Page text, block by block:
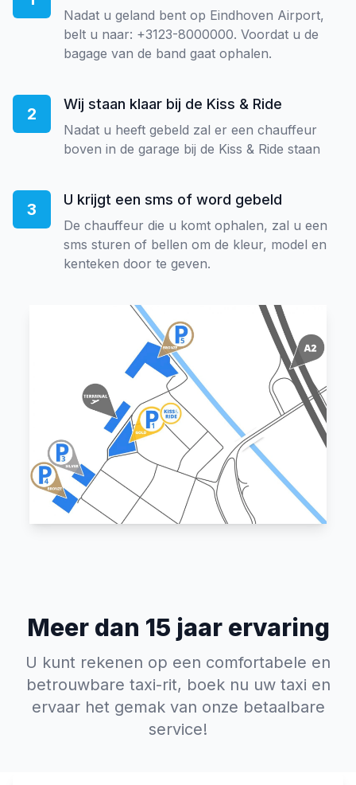
Nadat u geland bent op Eindhoven Airport,
belt u naar: +3123-8000000. Voordat u de
bagage van de band gaat ophalen.
2
Wij staan klaar bij de Kiss & Ride
Nadat u heeft gebeld zal er een chauffeur
boven in de garage bij de Kiss & Ride staan
3
U krijgt een sms of word gebeld
De chauffeur die u komt ophalen, zal u een
sms sturen of bellen om de kleur, model en
kenteken door te geven.
Meer dan 15 jaar ervaring
U kunt rekenen op een comfortabele en
betrouwbare taxi-rit, boek nu uw taxi en
ervaar het gemak van onze betaalbare
service!